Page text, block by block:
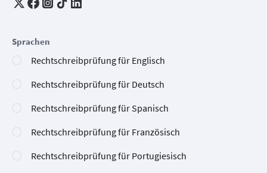
Sprachen
Rechtschreibprüfung für Englisch
Rechtschreibprüfung für Deutsch
Rechtschreibprüfung für Spanisch
Rechtschreibprüfung für Französisch
Rechtschreibprüfung für Portugiesisch